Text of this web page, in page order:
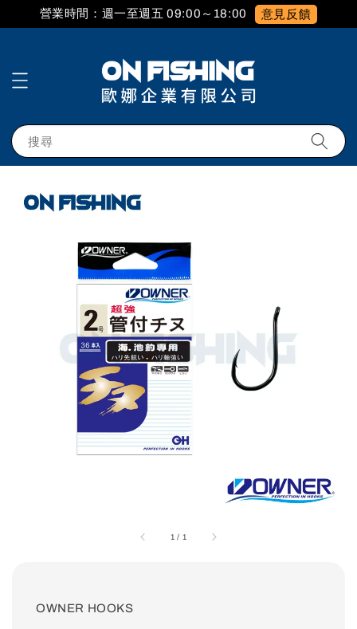
營業時間：週一至週五 09:00～18:00 意見反饋
搜尋
1 / 1
OWNER HOOKS